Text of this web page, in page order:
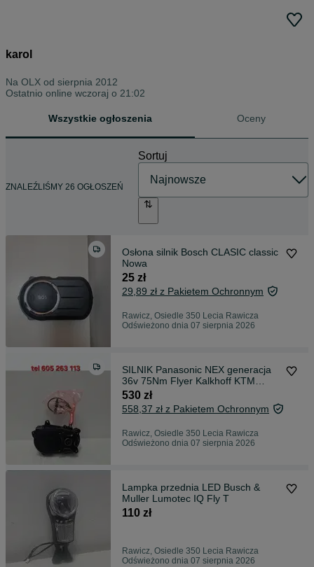
karol
Na OLX od sierpnia 2012
Ostatnio online wczoraj o 21:02
Wszystkie ogłoszenia Oceny
ZNALEŹLIŚMY 26 OGŁOSZEŃ
Sortuj
Osłona silnik Bosch CLASIC classic
Nowa
25 zł
29,89 zł z Pakietem Ochronnym
Rawicz, Osiedle 350 Lecia Rawicza
Odświeżono dnia 07 sierpnia 2026
SILNIK Panasonic NEX generacja
36v 75Nm Flyer Kalkhoff KTM
część do rowerów elektrycznych
system PANASONIC
530 zł
558,37 zł z Pakietem Ochronnym
Rawicz, Osiedle 350 Lecia Rawicza
Odświeżono dnia 07 sierpnia 2026
Lampka przednia LED Busch &
Muller Lumotec IQ Fly T
110 zł
Rawicz, Osiedle 350 Lecia Rawicza
Odświeżono dnia 07 sierpnia 2026